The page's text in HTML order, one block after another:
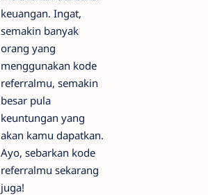
keuangan. Ingat,
semakin banyak
orang yang
menggunakan kode
referralmu, semakin
besar pula
keuntungan yang
akan kamu dapatkan.
Ayo, sebarkan kode
referralmu sekarang
juga!